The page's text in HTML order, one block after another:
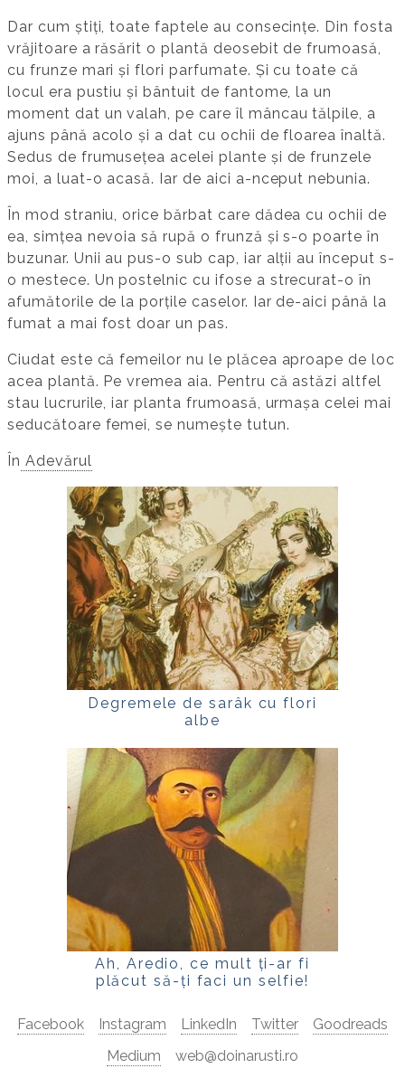
Dar cum știți, toate faptele au consecințe. Din fosta
vrăjitoare a răsărit o plantă deosebit de frumoasă,
cu frunze mari și flori parfumate. Și cu toate că
locul era pustiu și bântuit de fantome, la un
moment dat un valah, pe care îl mâncau tălpile, a
ajuns până acolo și a dat cu ochii de floarea înaltă.
Sedus de frumusețea acelei plante și de frunzele
moi, a luat-o acasă. Iar de aici a-nceput nebunia.
În mod straniu, orice bărbat care dădea cu ochii de
ea, simțea nevoia să rupă o frunză și s-o poarte în
buzunar. Unii au pus-o sub cap, iar alții au început s-
o mestece. Un postelnic cu ifose a strecurat-o în
afumătorile de la porțile caselor. Iar de-aici până la
fumat a mai fost doar un pas.
Ciudat este că femeilor nu le plăcea aproape de loc
acea plantă. Pe vremea aia. Pentru că astăzi altfel
stau lucrurile, iar planta frumoasă, urmașa celei mai
seducătoare femei, se numește tutun.
În Adevărul
Degremele de sarâk cu flori
albe
Ah, Aredio, ce mult ți-ar fi
plăcut să-ți faci un selfie!
Facebook Instagram LinkedIn Twitter
Goodreads
Medium
web@doinarusti.ro